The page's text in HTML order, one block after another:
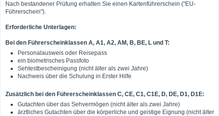
Nach bestandener Prüfung erhalten Sie einen Kartenführerschein ("EU-
Führerschein").
Erforderliche Unterlagen:
Bei den Führerscheinklassen A, A1, A2, AM, B, BE, L und T:
Personalausweis oder Reisepass
ein biometrisches Passfoto
Sehtestbescheinigung (nicht älter als zwei Jahre)
Nachweis über die Schulung in Erster Hilfe
Zusätzlich bei den Führerscheinklassen C, CE, C1, C1E, D, DE, D1, D1E:
Gutachten über das Sehvermögen (nicht älter als zwei Jahre)
ärztliches Gutachten über die körperliche und geistige Eignung (nicht älter